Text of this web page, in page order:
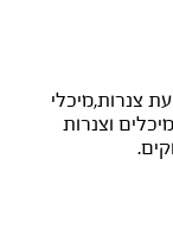
צנרות,מיכלי
וצנרות